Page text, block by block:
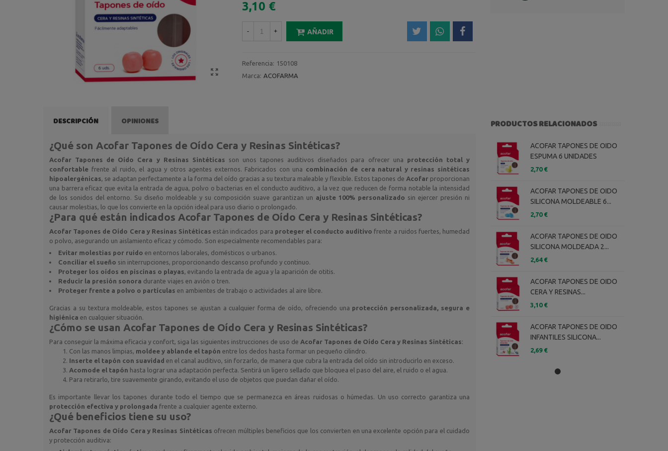
3,10 €
- + AÑADIR
Referencia: 150108
Marca: ACOFARMA
DESCRIPCIÓN OPINIONES
¿Qué son Acofar Tapones de Oído Cera y Resinas Sintéticas?
Acofar Tapones de Oído Cera y Resinas Sintéticas son unos tapones auditivos diseñados para ofrecer una protección total y
confortable frente al ruido, el agua y otros agentes externos. Fabricados con una combinación de cera natural y resinas sintéticas
hipoalergénicas, se adaptan perfectamente a la forma del oído gracias a su textura maleable y flexible. Estos tapones de Acofar proporcionan
una barrera eficaz que evita la entrada de agua, polvo o bacterias en el conducto auditivo, a la vez que reducen de forma notable la intensidad
de los sonidos del entorno. Su diseño moldeable y su composición suave garantizan un ajuste 100% personalizado sin ejercer presión ni
causar molestias, lo que los convierte en la opción ideal para uso diario o prolongado.
¿Para qué están indicados Acofar Tapones de Oído Cera y Resinas Sintéticas?
Acofar Tapones de Oído Cera y Resinas Sintéticas están indicados para proteger el conducto auditivo frente a ruidos fuertes, humedad
o polvo, asegurando un aislamiento eficaz y cómodo. Son especialmente recomendables para:
Evitar molestias por ruido en entornos laborales, domésticos o urbanos.
Conciliar el sueño sin interrupciones, proporcionando descanso profundo y continuo.
Proteger los oídos en piscinas o playas, evitando la entrada de agua y la aparición de otitis.
Reducir la presión sonora durante viajes en avión o tren.
Proteger frente a polvo o partículas en ambientes de trabajo o actividades al aire libre.
Gracias a su textura moldeable, estos tapones se ajustan a cualquier forma de oído, ofreciendo una protección personalizada, segura e
higiénica en cualquier situación.
¿Cómo se usan Acofar Tapones de Oído Cera y Resinas Sintéticas?
Para conseguir la máxima eficacia y confort, siga las siguientes instrucciones de uso de Acofar Tapones de Oído Cera y Resinas Sintéticas:
Con las manos limpias, moldee y ablande el tapón entre los dedos hasta formar un pequeño cilindro.
Inserte el tapón con suavidad en el canal auditivo, sin forzarlo, de manera que cubra la entrada del oído sin introducirlo en exceso.
Acomode el tapón hasta lograr una adaptación perfecta. Sentirá un ligero sellado que bloquea el paso del aire, el ruido o el agua.
Para retirarlo, tire suavemente girando, evitando el uso de objetos que puedan dañar el oído.
Es importante llevar los tapones durante todo el tiempo que se permanezca en áreas ruidosas o húmedas. Un uso correcto garantiza una
protección efectiva y prolongada frente a cualquier agente externo.
¿Qué beneficios tiene su uso?
Acofar Tapones de Oído Cera y Resinas Sintéticas ofrecen múltiples beneficios que los convierten en una excelente opción para el cuidado
y protección auditiva:
PRODUCTOS RELACIONADOS
ACOFAR TAPONES DE OIDO
ESPUMA 6 UNIDADES
2,70 €
ACOFAR TAPONES DE OIDO
SILICONA MOLDEABLE 6...
2,70 €
ACOFAR TAPONES DE OIDO
SILICONA MOLDEADA 2...
2,64 €
ACOFAR TAPONES DE OIDO
CERA Y RESINAS...
3,10 €
ACOFAR TAPONES DE OIDO
INFANTILES SILICONA...
2,69 €